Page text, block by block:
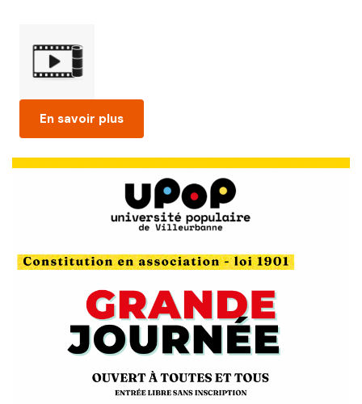
En savoir plus